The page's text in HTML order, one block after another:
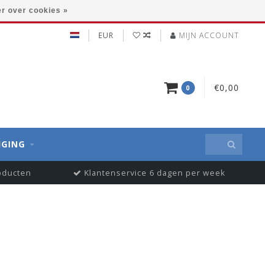
EUR MIJN ACCOUNT
0 €0,00
Klantenservice 6 dagen per week
over cookies »